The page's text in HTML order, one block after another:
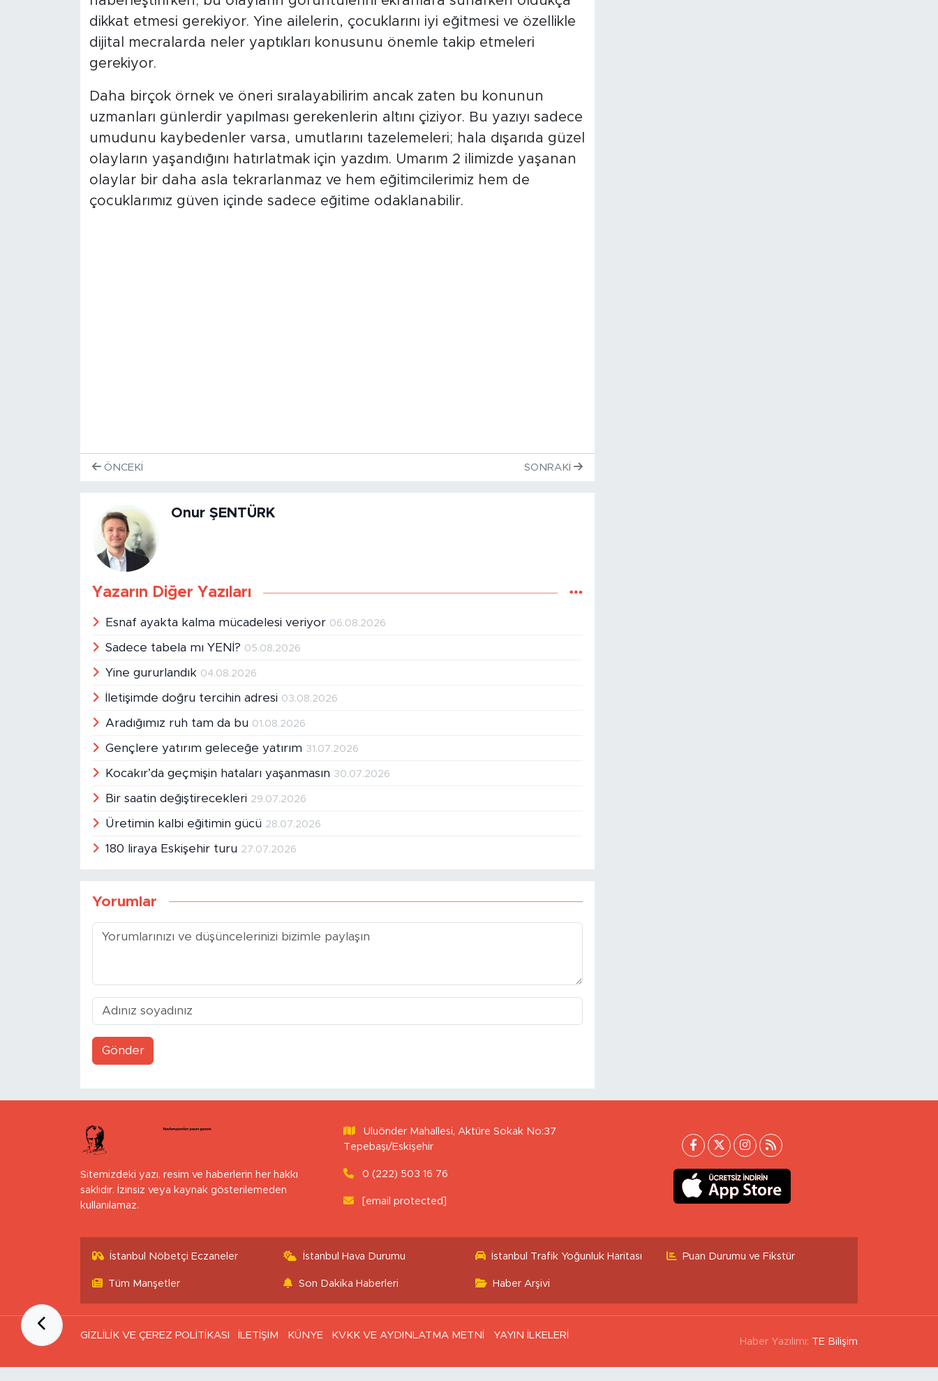
dikkat etmesi gerekiyor. Yine ailelerin, çocuklarını iyi eğitmesi ve özellikle
dijital mecralarda neler yaptıkları konusunu önemle takip etmeleri
gerekiyor.
Daha birçok örnek ve öneri sıralayabilirim ancak zaten bu konunun
uzmanları günlerdir yapılması gerekenlerin altını çiziyor. Bu yazıyı sadece
umudunu kaybedenler varsa, umutlarını tazelemeleri; hala dışarıda güzel
olayların yaşandığını hatırlatmak için yazdım. Umarım 2 ilimizde yaşanan
olaylar bir daha asla tekrarlanmaz ve hem eğitimcilerimiz hem de
çocuklarımız güven içinde sadece eğitime odaklanabilir.
ÖNCEKI SONRAKI
Onur ŞENTÜRK
Yazarın Diğer Yazıları
Esnaf ayakta kalma mücadelesi veriyor 06.08.2026
Sadece tabela mı YENİ? 05.08.2026
Yine gururlandık 04.08.2026
İletişimde doğru tercihin adresi 03.08.2026
Aradığımız ruh tam da bu 01.08.2026
Gençlere yatırım geleceğe yatırım 31.07.2026
Kocakır’da geçmişin hataları yaşanmasın 30.07.2026
Bir saatin değiştirecekleri 29.07.2026
Üretimin kalbi eğitimin gücü 28.07.2026
180 liraya Eskişehir turu 27.07.2026
Yorumlar
Gönder
Sitemizdeki yazı, resim ve haberlerin her hakkı
saklıdır. İzinsiz veya kaynak gösterilemeden
kullanılamaz.
Uluönder Mahallesi, Aktüre Sokak No:37
Tepebaşı/Eskişehir
0 (222) 503 16 76
[email protected]
İstanbul Nöbetçi Eczaneler İstanbul Hava Durumu İstanbul Trafik Yoğunluk Haritası Puan Durumu ve Fikstür
Tüm Manşetler Son Dakika Haberleri Haber Arşivi
GİZLİLİK VE ÇEREZ POLİTİKASI İLETİŞİM KÜNYE KVKK VE AYDINLATMA METNİ YAYIN İLKELERİ
Haber Yazılımı: TE Bilişim